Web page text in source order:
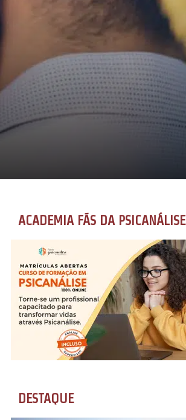
ACADEMIA FÃS DA PSICANÁLISE
DESTAQUE